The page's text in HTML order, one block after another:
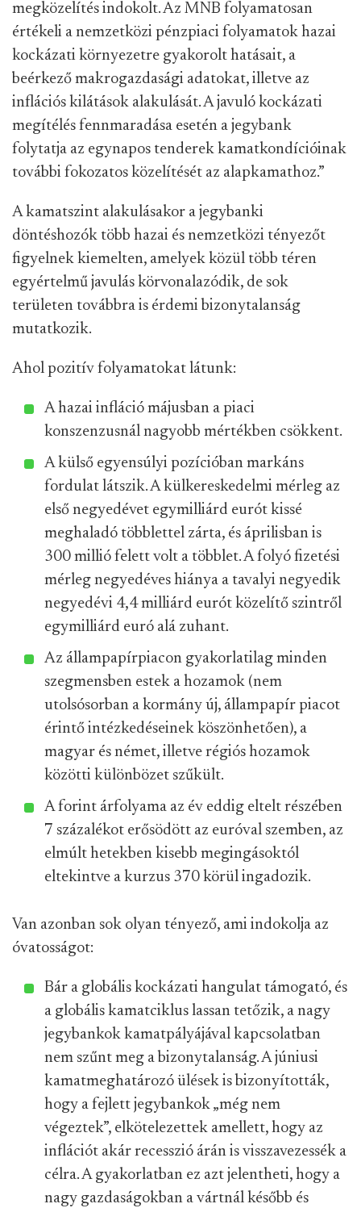
megközelítés indokolt. Az MNB folyamatosan
értékeli a nemzetközi pénzpiaci folyamatok hazai
kockázati környezetre gyakorolt hatásait, a
beérkező makrogazdasági adatokat, illetve az
inflációs kilátások alakulását. A javuló kockázati
megítélés fennmaradása esetén a jegybank
folytatja az egynapos tenderek kamatkondícióinak
további fokozatos közelítését az alapkamathoz.”
A kamatszint alakulásakor a jegybanki
döntéshozók több hazai és nemzetközi tényezőt
figyelnek kiemelten, amelyek közül több téren
egyértelmű javulás körvonalazódik, de sok
területen továbbra is érdemi bizonytalanság
mutatkozik.
Ahol pozitív folyamatokat látunk:
A hazai infláció májusban a piaci
konszenzusnál nagyobb mértékben csökkent.
A külső egyensúlyi pozícióban markáns
fordulat látszik. A külkereskedelmi mérleg az
első negyedévet egymilliárd eurót kissé
meghaladó többlettel zárta, és áprilisban is
300 millió felett volt a többlet. A folyó fizetési
mérleg negyedéves hiánya a tavalyi negyedik
negyedévi 4,4 milliárd eurót közelítő szintről
egymilliárd euró alá zuhant.
Az állampapírpiacon gyakorlatilag minden
szegmensben estek a hozamok (nem
utolsósorban a kormány új, állampapír piacot
érintő intézkedéseinek köszönhetően), a
magyar és német, illetve régiós hozamok
közötti különbözet szűkült.
A forint árfolyama az év eddig eltelt részében
7 százalékot erősödött az euróval szemben, az
elmúlt hetekben kisebb megingásoktól
eltekintve a kurzus 370 körül ingadozik.
Van azonban sok olyan tényező, ami indokolja az
óvatosságot:
Bár a globális kockázati hangulat támogató, és
a globális kamatciklus lassan tetőzik, a nagy
jegybankok kamatpályájával kapcsolatban
nem szűnt meg a bizonytalanság. A júniusi
kamatmeghatározó ülések is bizonyították,
hogy a fejlett jegybankok „még nem
végeztek”, elkötelezettek amellett, hogy az
inflációt akár recesszió árán is visszavezessék a
célra. A gyakorlatban ez azt jelentheti, hogy a
nagy gazdaságokban a vártnál később és